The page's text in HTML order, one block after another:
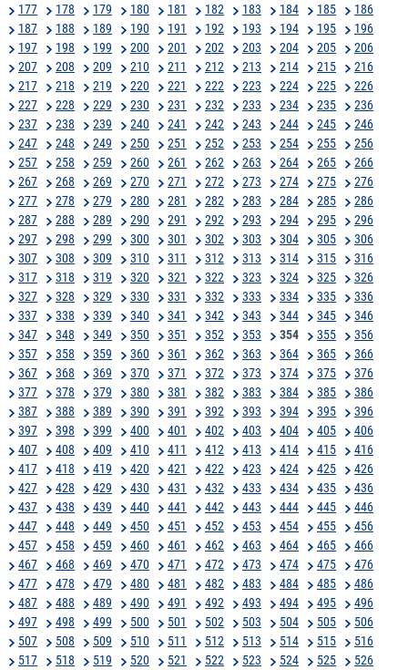
177
178 179 180 181 182 183 184 185
186
187
188 189 190 191 192 193 194 195
196
197
198 199 200 201 202 203 204 205
206
207
208 209 210 211 212 213 214 215
216
217
218 219 220 221 222 223 224 225
226
227
228 229 230 231 232 233 234 235
236
237
238 239 240 241 242 243 244 245
246
247
248 249 250 251 252 253 254 255
256
257
258 259 260 261 262 263 264 265
266
267
268 269 270 271 272 273 274 275
276
277
278 279 280 281 282 283 284 285
286
287
288 289 290 291 292 293 294 295
296
297
298 299 300 301 302 303 304 305
306
307
308 309 310 311 312 313 314 315
316
317
318 319 320 321 322 323 324 325
326
327
328 329 330 331 332 333 334 335
336
337
338 339 340 341 342 343 344 345
346
347
348 349 350 351 352 353 354 355
356
357
358 359 360 361 362 363 364 365
366
367
368 369 370 371 372 373 374 375
376
377
378 379 380 381 382 383 384 385
386
387
388 389 390 391 392 393 394 395
396
397
398 399 400 401 402 403 404 405
406
407
408 409 410 411 412 413 414 415
416
417
418 419 420 421 422 423 424 425
426
427
428 429 430 431 432 433 434 435
436
437
438 439 440 441 442 443 444 445
446
447
448 449 450 451 452 453 454 455
456
457
458 459 460 461 462 463 464 465
466
467
468 469 470 471 472 473 474 475
476
477
478 479 480 481 482 483 484 485
486
487
488 489 490 491 492 493 494 495
496
497
498 499 500 501 502 503 504 505
506
507
508 509 510 511 512 513 514 515
516
517
518 519 520 521 522 523 524 525 526